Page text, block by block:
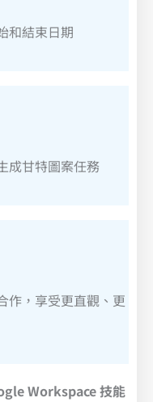
和結束日期
成甘特圖案任務
作，享受更直觀、更
Workspace 技能